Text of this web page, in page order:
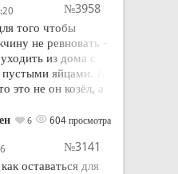
№3958
того чтобы
не ревновать -
из дома с
яйцами. А
это не он козёл, а
6 604 просмотра
№3141
оставаться для